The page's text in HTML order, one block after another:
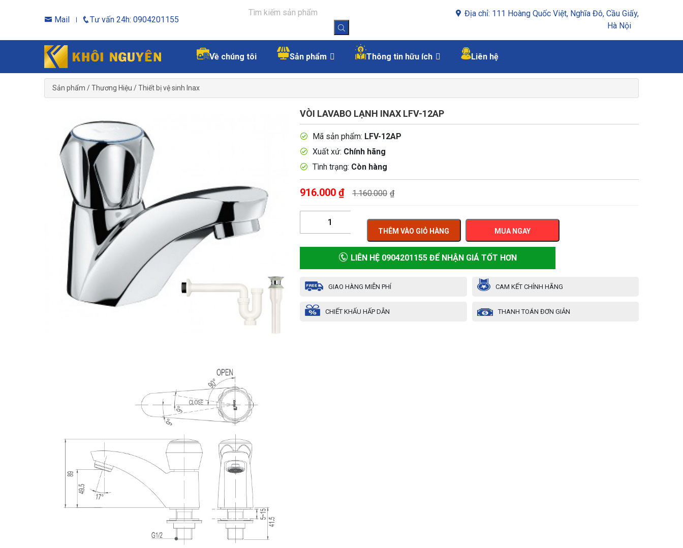
Mail Tư vấn 24h: 0904201155
Địa chỉ: 111 Hoàng Quốc Việt, Nghĩa Đô, Cầu Giấy,
Hà Nội
Về chúng tôi Sản phẩm Thông tin hữu ích Liên hệ
Sản phẩm /Thương Hiệu /Thiết bị vệ sinh Inax
VÒI LAVABO LẠNH INAX LFV-12AP
Mã sản phẩm: LFV-12AP
Xuất xứ: Chính hãng
Tình trạng: Còn hàng
916.000 ₫ 1.160.000 ₫
THÊM VÀO GIỎ HÀNG MUA NGAY
LIÊN HỆ 0904201155 ĐỂ NHẬN GIÁ TỐT HƠN
GIAO HÀNG MIỄN PHÍ CAM KẾT CHÍNH HÃNG
CHIẾT KHẤU HẤP DẪN THANH TOÁN ĐƠN GIẢN